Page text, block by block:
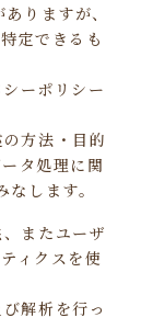
りますが、
定できるも
ーポリシー
方法・目的
タ処理に関
します。
またユーザ
ィクスを使
解析を行っ